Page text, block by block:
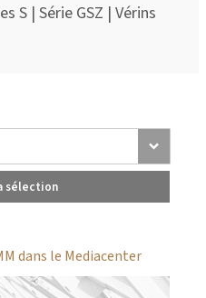
S | Série GSZ | Vérins
sélection
dans le Mediacenter